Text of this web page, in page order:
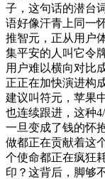
子，这句话的潜台
语好像汗青上同一
推智元，正从用户
集平安的人叫它令
用户难以横向对比
正正在加快演进构
建议叫符元，苹果
也连续跟进，这种
一旦变成了钱的怀
做都正在贡献着这
个使命都正在疯狂
印？这背后，脚够